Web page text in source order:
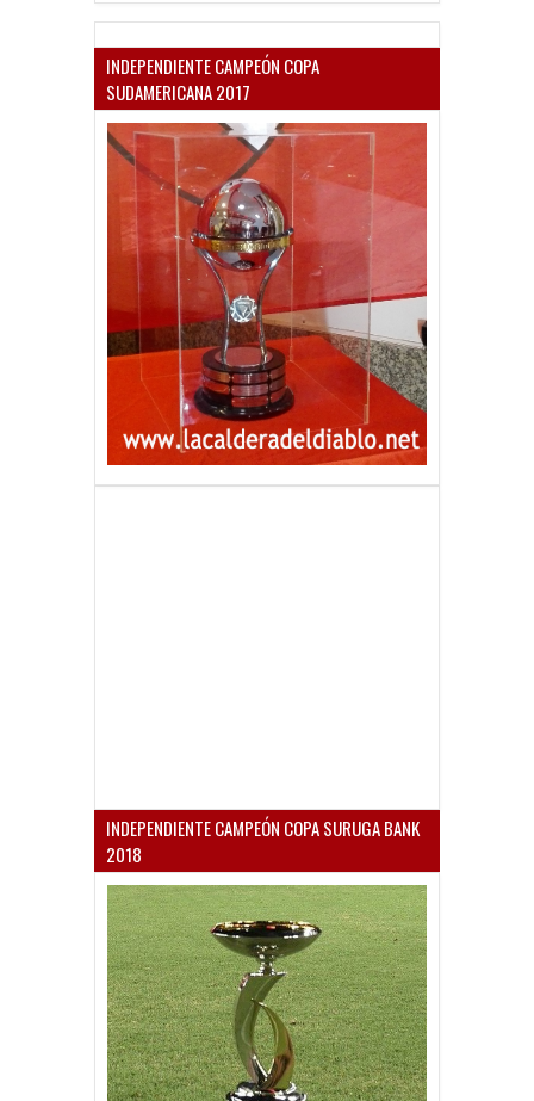
INDEPENDIENTE CAMPEÓN COPA
SUDAMERICANA 2017
INDEPENDIENTE CAMPEÓN COPA SURUGA BANK
2018